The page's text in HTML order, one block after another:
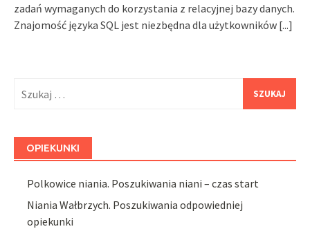
zadań wymaganych do korzystania z relacyjnej bazy danych.
Znajomość języka SQL jest niezbędna dla użytkowników [...]
OPIEKUNKI
Polkowice niania. Poszukiwania niani – czas start
Niania Wałbrzych. Poszukiwania odpowiedniej
opiekunki